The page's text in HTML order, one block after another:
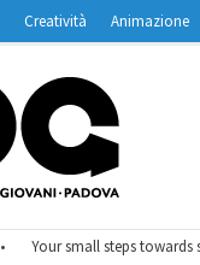
Creatività Animazione
Your small steps towards